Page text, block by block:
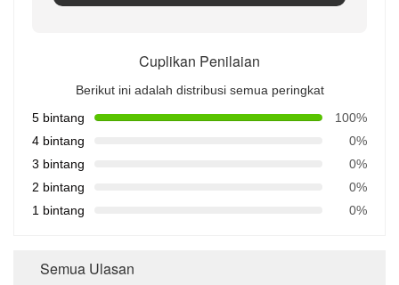
Cuplikan Penilaian
Berikut ini adalah distribusi semua peringkat
5 bintang
100%
4 bintang
0%
3 bintang
0%
2 bintang
0%
1 bintang
0%
Semua Ulasan